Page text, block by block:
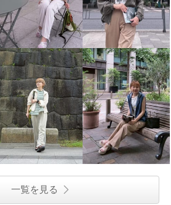
一覧を見る